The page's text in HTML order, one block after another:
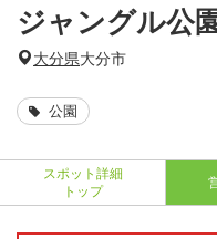
ジャングル公
大分県大分市
公園
スポット詳細
トップ